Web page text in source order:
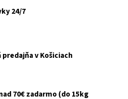
24/7
predajňa v Košiciach
70€ zadarmo (do 15kg